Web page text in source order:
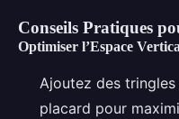
Conseils Pratiques
Optimiser l’Espace
Ajoutez des
placard pour